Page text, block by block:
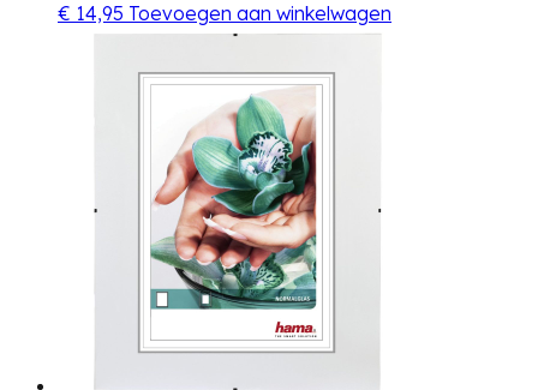
€ 14,95 Toevoegen aan winkelwagen